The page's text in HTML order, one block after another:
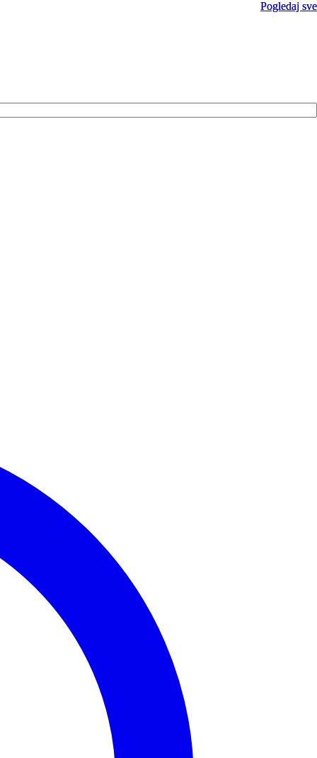
Pogledaj sve
Pogledaj sve